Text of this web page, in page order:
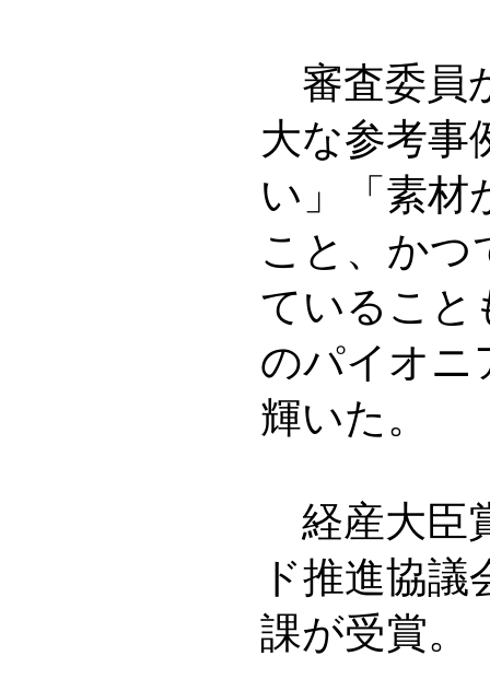
審査委員
大な参考事
い」「素材
こと、かつ
ていること
のパイオニ
輝いた。
経産大臣
ド推進協
課が受賞。